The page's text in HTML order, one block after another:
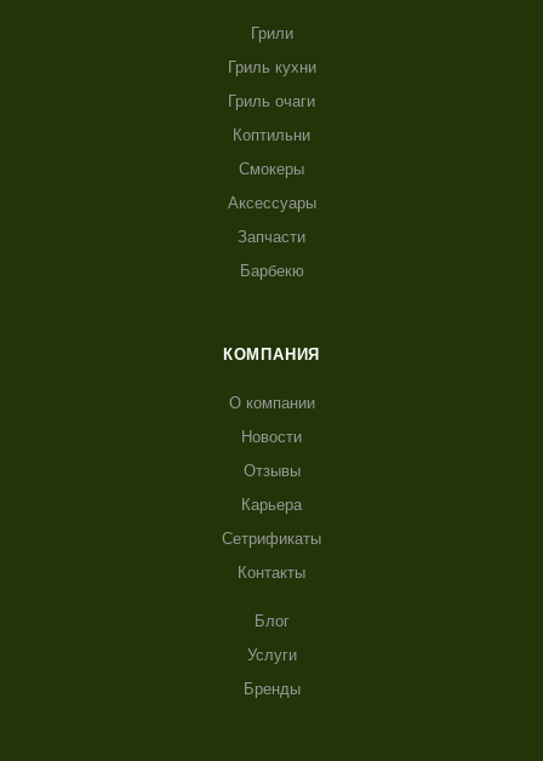
Грили
Гриль кухни
Гриль очаги
Коптильни
Смокеры
Аксессуары
Запчасти
Барбекю
КОМПАНИЯ
О компании
Новости
Отзывы
Карьера
Сетрификаты
Контакты
Блог
Услуги
Бренды